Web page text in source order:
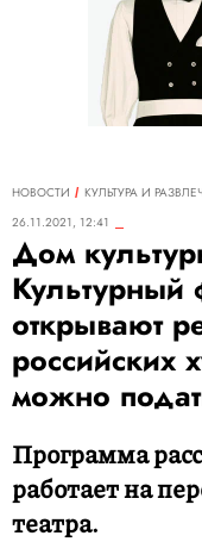
НОВОСТИ
КУЛЬТУРА И
26.11.2021, 12:41
Дом
Культурный
открывают
можно
Программа
работает на
театра.